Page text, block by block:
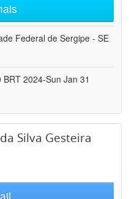
Federal de Sergipe - SE
2024-Sun Jan 31
Silva Gesteira